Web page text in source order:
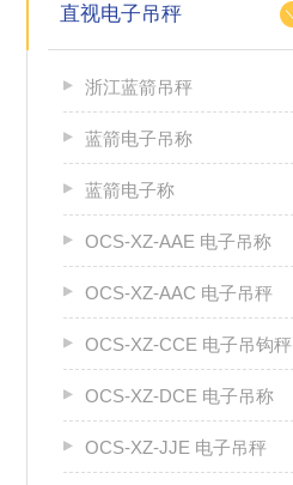
直视电子吊秤
浙江蓝箭吊秤
蓝箭电子吊称
蓝箭电子称
OCS-XZ-AAE 电子吊称
OCS-XZ-AAC 电子吊秤
OCS-XZ-CCE 电子吊钩秤
OCS-XZ-DCE 电子吊称
OCS-XZ-JJE 电子吊秤